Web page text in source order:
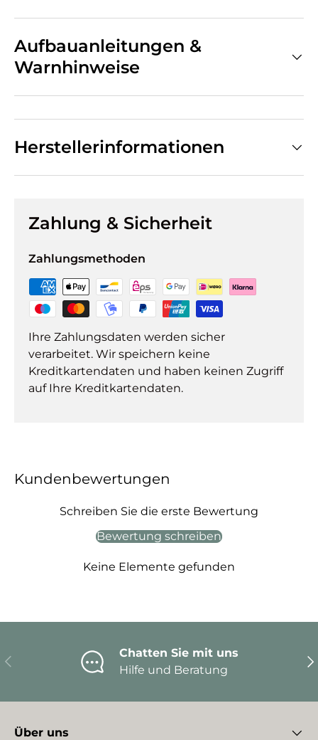
Aufbauanleitungen &
Warnhinweise
Herstellerinformationen
Zahlung & Sicherheit
Zahlungsmethoden
Ihre Zahlungsdaten werden sicher
verarbeitet. Wir speichern keine
Kreditkartendaten und haben keinen Zugriff
auf Ihre Kreditkartendaten.
Kundenbewertungen
Schreiben Sie die erste Bewertung
Bewertung schreiben
Keine Elemente gefunden
Vorherige
Chatten Sie mit uns
Hilfe und Beratung
Über uns